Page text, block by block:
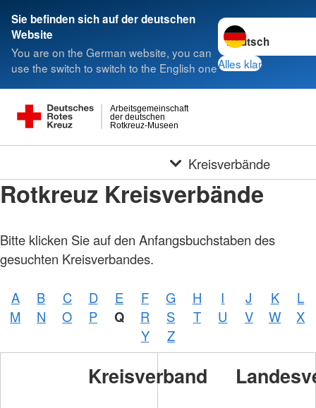
Sie befinden sich auf der deutschen
Website
You are on the German website, you can
use the switch to switch to the English one
Sprache wechseln
Alles klar
Rotkreuz-Museen
der deutschen
Arbeitsgemeinschaft
Kreisverbände
Rotkreuz Kreisverbände
Bitte klicken Sie auf den Anfangsbuchstaben des
gesuchten Kreisverbandes.
A B C D E F G H I J K
L
M
N O P Q R S T U V W
X
Y
Z
Kreisverband